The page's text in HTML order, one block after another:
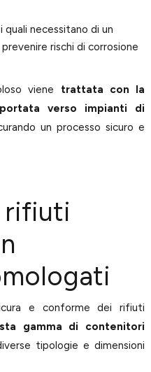
i quali necessitano di un
rischi di corrosione
viene trattata con la
verso impianti di
un processo sicuro e
rifiuti
e conforme dei rifiuti
gamma di contenitori
tipologie e dimensioni